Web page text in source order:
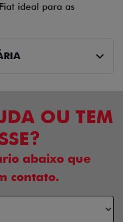
ideal para as
OU TEM
abaixo que
contato.